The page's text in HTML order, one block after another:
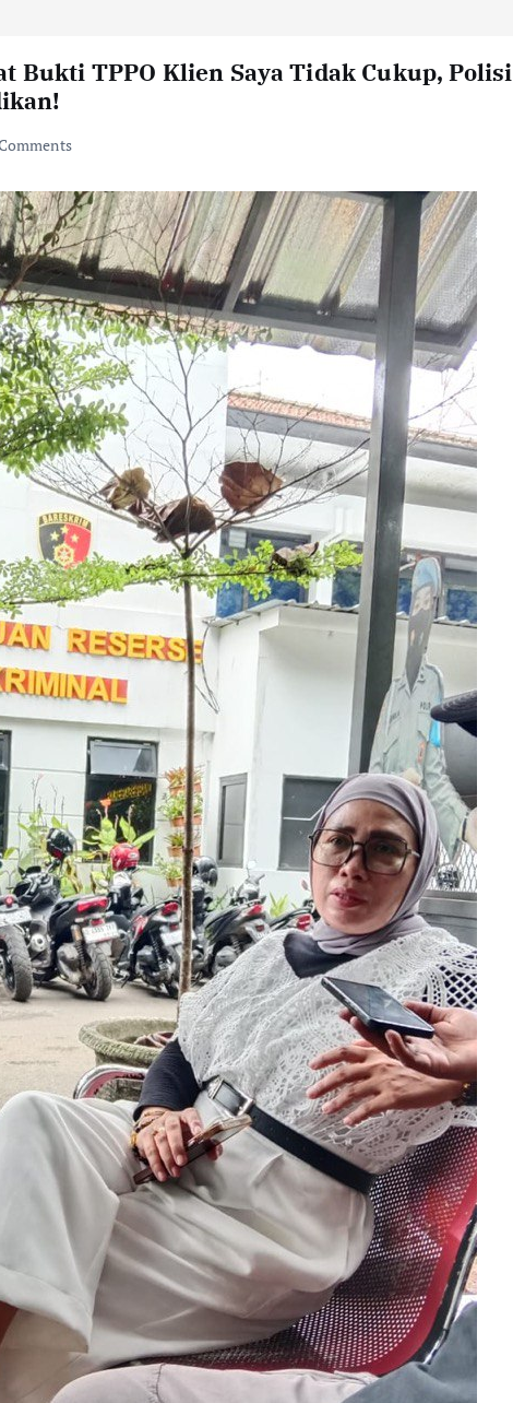
Bukti TPPO Klien Saya Tidak Cukup, Polisi